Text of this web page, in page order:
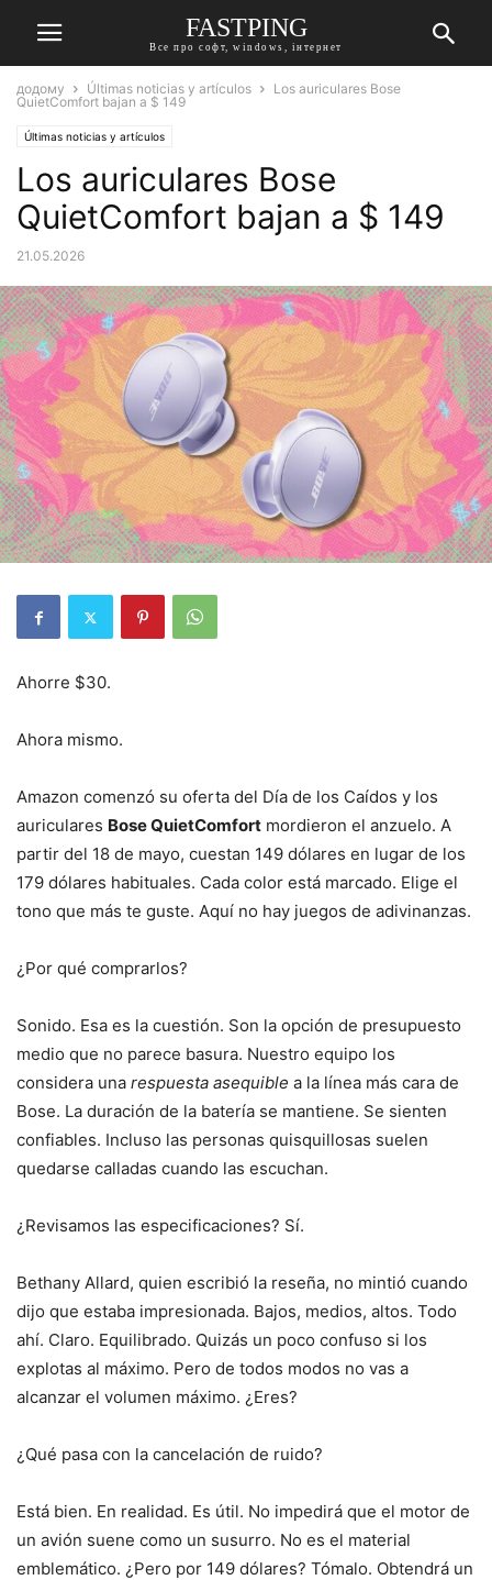
FASTPING
Все про софт, windows, інтернет
додому Últimas noticias y artículos
Los auriculares Bose
QuietComfort bajan a $ 149
Últimas noticias y artículos
Los auriculares Bose
QuietComfort bajan a $ 149
21.05.2026
Ahorre $30.
Ahora mismo.
Amazon comenzó su oferta del Día de los Caídos y los
auriculares Bose QuietComfort mordieron el anzuelo. A
partir del 18 de mayo, cuestan 149 dólares en lugar de los
179 dólares habituales. Cada color está marcado. Elige el
tono que más te guste. Aquí no hay juegos de adivinanzas.
¿Por qué comprarlos?
Sonido. Esa es la cuestión. Son la opción de presupuesto
medio que no parece basura. Nuestro equipo los
considera una respuesta asequible a la línea más cara de
Bose. La duración de la batería se mantiene. Se sienten
confiables. Incluso las personas quisquillosas suelen
quedarse calladas cuando las escuchan.
¿Revisamos las especificaciones? Sí.
Bethany Allard, quien escribió la reseña, no mintió cuando
dijo que estaba impresionada. Bajos, medios, altos. Todo
ahí. Claro. Equilibrado. Quizás un poco confuso si los
explotas al máximo. Pero de todos modos no vas a
alcanzar el volumen máximo. ¿Eres?
¿Qué pasa con la cancelación de ruido?
Está bien. En realidad. Es útil. No impedirá que el motor de
un avión suene como un susurro. No es el material
emblemático. ¿Pero por 149 dólares? Tómalo. Obtendrá un